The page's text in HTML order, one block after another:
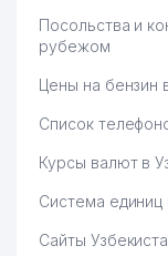
Посольства и
рубежом
Цены на бензин
Список
Курсы валют в
Система единиц
Сайты